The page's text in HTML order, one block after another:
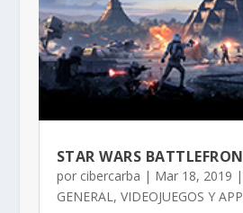
STAR WARS
por cibercarba | Mar 18, 2019 |
GENERAL, VIDEOJUEGOS Y